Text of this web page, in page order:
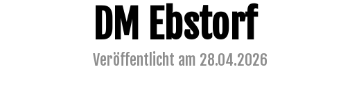
DM Ebstorf
Veröffentlicht am 28.04.2026